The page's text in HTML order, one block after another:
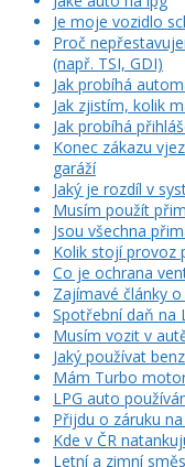
Je moje vozidlo
Proč
(např. TSI, GDI)
Jak probíhá
Jak zjistím, kolik
Jak probíhá
Konec zákazu
garáží
Jaký je rozdíl v
Musím použít
Jsou všechna
Kolik stojí provoz
Co je ochrana
Zajímavé články
Spotřební daň na
Musím vozit v
Jaký používat
Mám Turbo
LPG auto
Přijdu o záruku
Kde v ČR
Letní a zimní